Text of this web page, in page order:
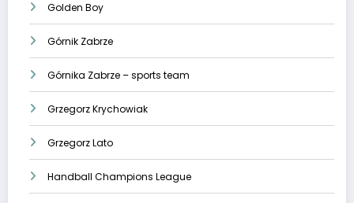
Golden Boy
Górnik Zabrze
Górnika Zabrze – sports team
Grzegorz Krychowiak
Grzegorz Lato
Handball Champions League